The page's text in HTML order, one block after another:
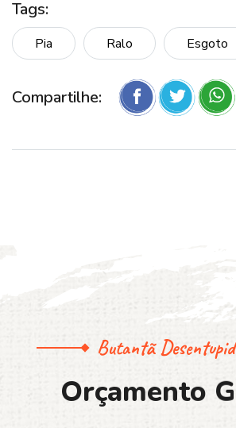
Tags:
Pia Ralo Esgoto
Compartilhe:
Butantã
Orçamento G